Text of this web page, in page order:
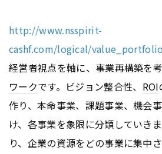
http://www.nsspirit-
cashf.com/logical/
経営者視点を軸に、事業再構築を
ワークです。ビジョン整合性、 ROI
作り、本命事業、課題事業、機会
け、各事業を象限に分類していき
り、企業の資源をどの事業に集中